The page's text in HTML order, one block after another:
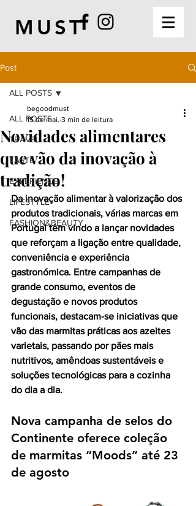
MUST
Post
ALL POSTS
TRAVEL
TASTE
EXPERIENCE
LIFESTYLE
FASHION&BEAUTY
ALL POSTS
Novidades alimentares
que vão da inovação à
tradição!
begoodmust
15 de mai. 3 min de leitura
Da inovação alimentar à valorização dos
produtos tradicionais, várias marcas em
Portugal têm vindo a lançar novidades
que reforçam a ligação entre qualidade,
conveniência e experiência
gastronómica. Entre campanhas de
grande consumo, eventos de
degustação e novos produtos
funcionais, destacam-se iniciativas que
vão das marmitas práticas aos azeites
varietais, passando por pães mais
nutritivos, amêndoas sustentáveis e
soluções tecnológicas para a cozinha
do dia a dia.
Nova campanha de selos do
Continente oferece coleção
de marmitas “Moods” até 23
de agosto